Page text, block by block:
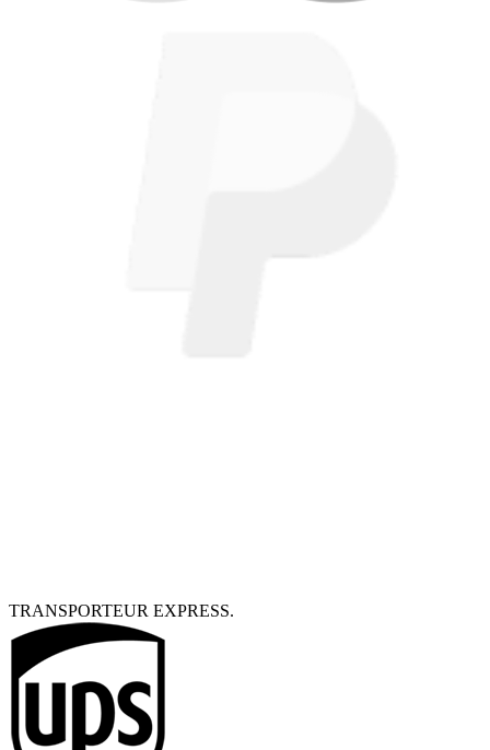
TRANSPORTEUR EXPRESS.